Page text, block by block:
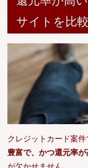
サイトを比較
クレジットカード案件
豊富で、かつ還元率
が欠かせません。